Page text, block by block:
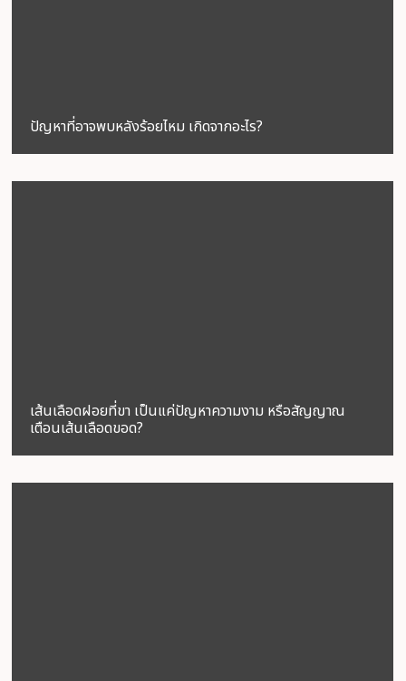
ปัญหาที่อาจพบหลังร้อยไหม เกิดจากอะไร?
เส้นเลือดฝอยที่ขา เป็นแค่ปัญหาความงาม หรือสัญญาณ
เตือนเส้นเลือดขอด?